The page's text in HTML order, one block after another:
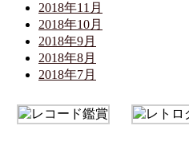
2018年11月
2018年10月
2018年9月
2018年8月
2018年7月